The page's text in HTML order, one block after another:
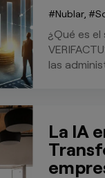
Nublar,
¿Qué es
las
La IA